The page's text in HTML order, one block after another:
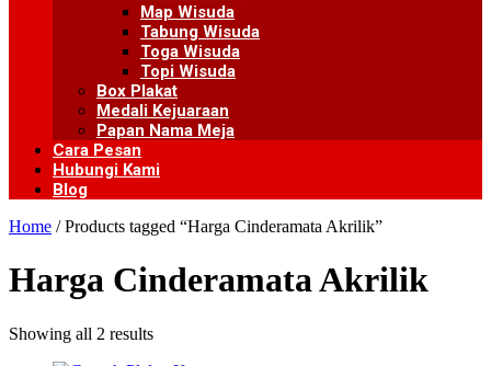
Map Wisuda
Tabung Wisuda
Toga Wisuda
Topi Wisuda
Box Plakat
Medali Kejuaraan
Papan Nama Meja
Cara Pesan
Hubungi Kami
Blog
Home / Products tagged “Harga Cinderamata Akrilik”
Harga Cinderamata Akrilik
Showing all 2 results